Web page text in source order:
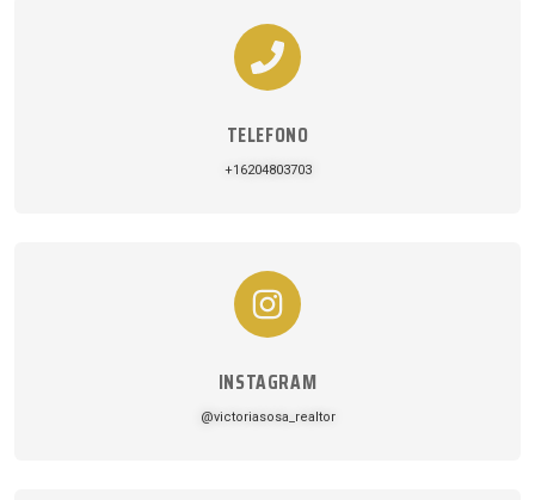
TELEFONO
+16204803703
INSTAGRAM
@victoriasosa_realtor